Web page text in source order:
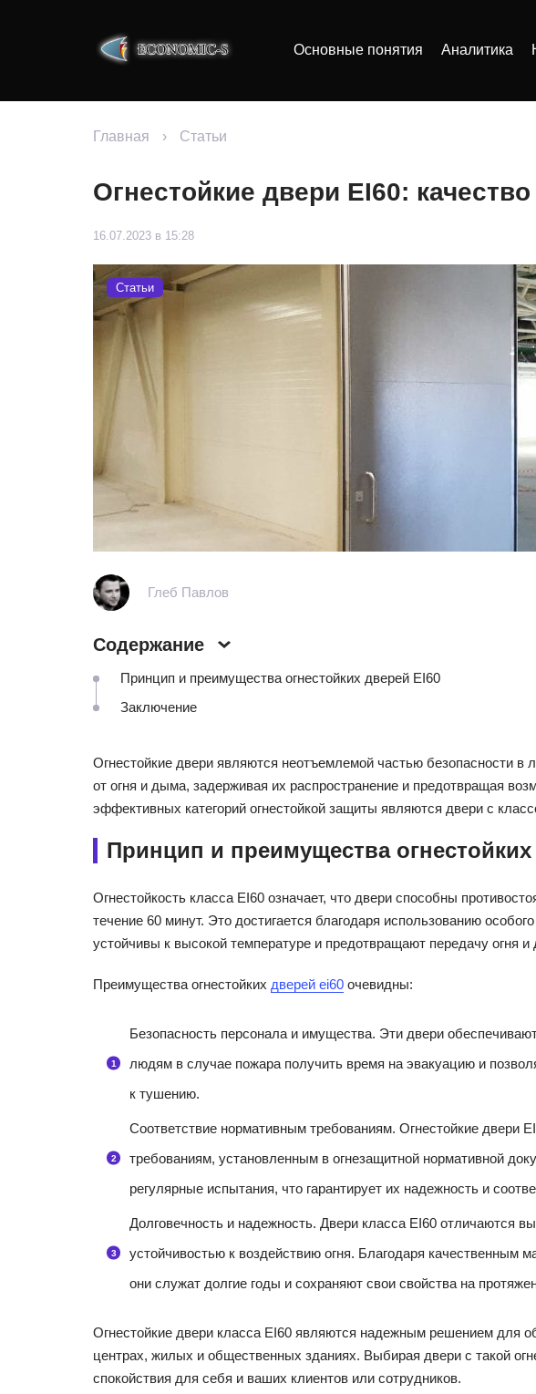
Основные понятия Аналитика
Главная › Статьи
Огнестойкие двери EI60:
16.07.2023 в 15:28
Статьи
Глеб Павлов
Содержание
Принцип и преимущества огнестойких дверей EI60
Заключение
Огнестойкие двери являются неотъемлемой частью безопасности
от огня и дыма, задерживая их распространение и предотвращая
эффективных категорий огнестойкой защиты являются двери с
Принцип и преимущества
Огнестойкость класса EI60 означает, что двери способны
течение 60 минут. Это достигается благодаря использованию
устойчивы к высокой температуре и предотвращают передачу огня
Преимущества огнестойких дверей ei60 очевидны:
Безопасность персонала и имущества. Эти двери
людям в случае пожара получить время на эвакуацию и
к тушению.
Соответствие нормативным требованиям. Огнестойкие двери
требованиям, установленным в огнезащитной нормативной
регулярные испытания, что гарантирует их надежность и
Долговечность и надежность. Двери класса EI60 отличаются
устойчивостью к воздействию огня. Благодаря качественным
они служат долгие годы и сохраняют свои свойства на
Огнестойкие двери класса EI60 являются надежным решением для
центрах, жилых и общественных зданиях. Выбирая двери с такой
спокойствия для себя и ваших клиентов или сотрудников.